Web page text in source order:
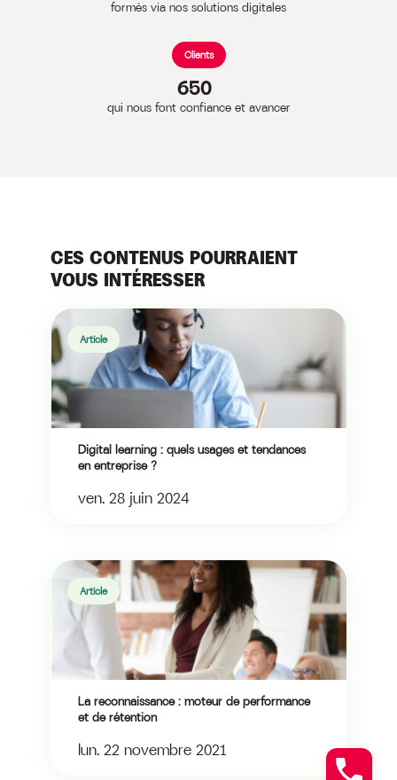
formés via nos solutions digitales
Clients
650
qui nous font confiance et avancer
CES CONTENUS POURRAIENT
VOUS INTÉRESSER
Article
Digital learning : quels usages et tendances
en entreprise ?
ven. 28 juin 2024
Article
La reconnaissance : moteur de performance
et de rétention
lun. 22 novembre 2021